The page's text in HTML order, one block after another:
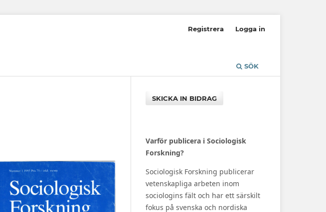
SÖK
Registrera Logga in
SKICKA IN BIDRAG
Varför publicera i Sociologisk
Forskning?
Sociologisk Forskning publicerar
vetenskapliga arbeten inom
sociologins fält och har ett särskilt
fokus på svenska och nordiska